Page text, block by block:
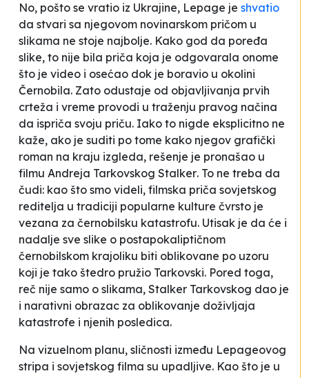
No, pošto se vratio iz Ukrajine, Lepage je shvatio
da stvari sa njegovom novinarskom pričom u
slikama ne stoje najbolje. Kako god da poređa
slike, to nije bila priča koja je odgovarala onome
što je video i osećao dok je boravio u okolini
Černobila. Zato odustaje od objavljivanja prvih
crteža i vreme provodi u traženju pravog načina
da ispriča svoju priču. Iako to nigde eksplicitno ne
kaže, ako je suditi po tome kako njegov grafički
roman na kraju izgleda, rešenje je pronašao u
filmu Andreja Tarkovskog Stalker. To ne treba da
čudi: kao što smo videli, filmska priča sovjetskog
reditelja u tradiciji popularne kulture čvrsto je
vezana za černobilsku katastrofu. Utisak je da će i
nadalje sve slike o postapokaliptičnom
černobilskom krajoliku biti oblikovane po uzoru
koji je tako štedro pružio Tarkovski. Pored toga,
reč nije samo o slikama, Stalker Tarkovskog dao je
i narativni obrazac za oblikovanje doživljaja
katastrofe i njenih posledica.
Na vizuelnom planu, sličnosti između Lepageovog
stripa i sovjetskog filma su upadljive. Kao što je u